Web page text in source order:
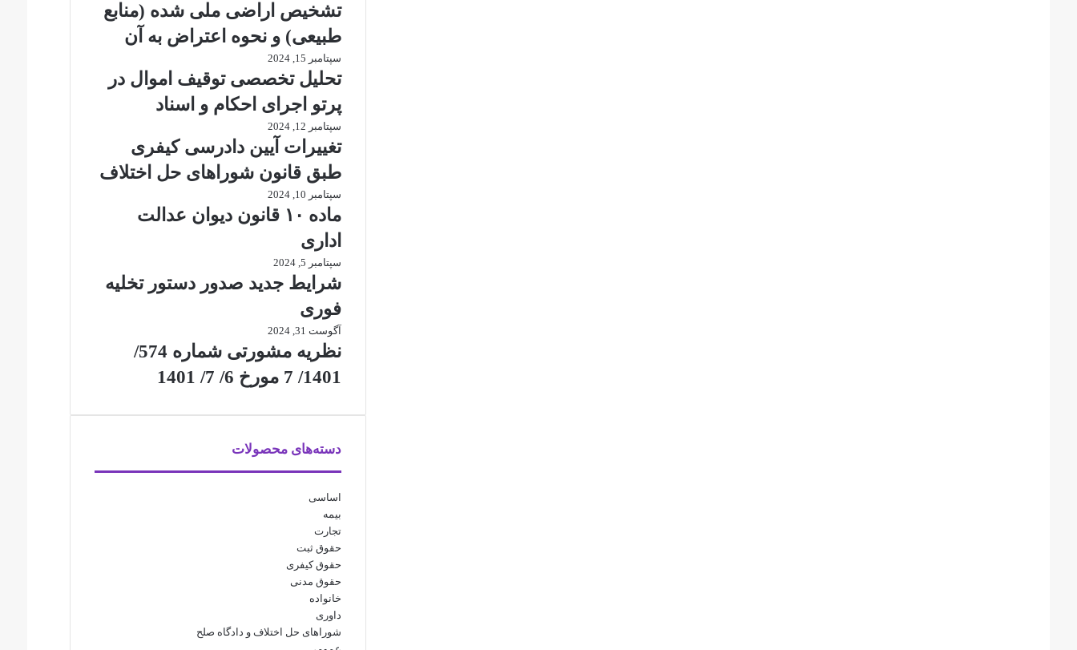
تشخیص اراضی ملی شده (منابع
طبیعی) و نحوه اعتراض به آن
سپتامبر 15, 2024
تحلیل تخصصی توقیف اموال در
پرتو اجرای احکام و اسناد
سپتامبر 12, 2024
تغییرات آیین دادرسی کیفری
طبق قانون شوراهای حل اختلاف
سپتامبر 10, 2024
ماده ۱۰ قانون دیوان عدالت
اداری
سپتامبر 5, 2024
شرایط جدید صدور دستور تخلیه
فوری
آگوست 31, 2024
نظریه مشورتی شماره 574/
1401/ 7 مورخ 6/ 7/ 1401
دسته‌های محصولات
اساسی
بیمه
تجارت
حقوق ثبت
حقوق کیفری
حقوق مدنی
خانواده
داوری
شوراهای حل اختلاف و دادگاه صلح